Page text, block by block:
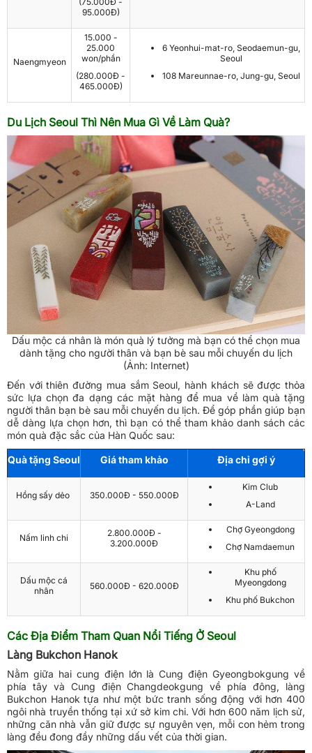
95.000Đ)
Naengmyeon
15.000 -
25.000
won/phần
(280.000Đ -
465.000Đ)
6 Yeonhui-mat-ro, Seodaemun-gu,
Seoul
108 Mareunnae-ro, Jung-gu, Seoul
Du Lịch Seoul Thì Nên Mua Gì Về Làm Quà?
Dấu mộc cá nhân là món quà lý tưởng mà bạn có thể chọn mua
dành tặng cho người thân và bạn bè sau mỗi chuyến du lịch
(Ảnh: Internet)
Đến với thiên đường mua sắm Seoul, hành khách sẽ được thỏa
sức lựa chọn đa dạng các mặt hàng để mua về làm quà tặng
người thân bạn bè sau mỗi chuyến du lịch. Để góp phần giúp bạn
dễ dàng lựa chọn hơn, thì bạn có thể tham khảo danh sách các
món quà đặc sắc của Hàn Quốc sau:
Quà tặng Seoul Giá tham khảo Địa chỉ gợi ý
Hồng sấy dẻo 350.000Đ - 550.000Đ
Kim Club
A-Land
Nấm linh chi
2.800.000Đ -
3.200.000Đ
Chợ Gyeongdong
Chợ Namdaemun
Dấu mộc cá
nhân
560.000Đ - 620.000Đ
Khu phố
Myeongdong
Khu phố Bukchon
Các Địa Điểm Tham Quan Nổi Tiếng Ở Seoul
Làng Bukchon Hanok
Nằm giữa hai cung điện lớn là Cung điện Gyeongbokgung về
phía tây và Cung điện Changdeokgung về phía đông, làng
Bukchon Hanok tựa như một bức tranh sống động với hơn 400
ngôi nhà truyền thống tại xứ sở kim chi. Với hơn 600 năm lịch sử,
những căn nhà vẫn giữ được sự nguyên vẹn, mỗi con hẻm trong
làng đều đong đầy những dấu vết của thời gian.